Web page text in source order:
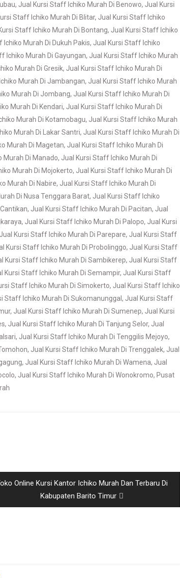
, Jual Kursi Staff Ichiko Murah Di Benowo, Jual Kursi
Staff Ichiko Murah Di Blitar, Jual Kursi Staff Ichiko
Staff Ichiko Murah Di Bontang, Jual Kursi Staff Ichiko
Ichiko Murah Di Dukuh Pakis, Jual Kursi Staff Ichiko
Ichiko Murah Di Gayungan, Jual Kursi Staff Ichiko Murah
Murah Di Gresik, Jual Kursi Staff Ichiko Murah Di
Murah Di Jambangan, Jual Kursi Staff Ichiko Murah
Murah Di Jombang, Jual Kursi Staff Ichiko Murah Di
Murah Di Kendari, Jual Kursi Staff Ichiko Murah Di
Murah Di Kotamobagu, Jual Kursi Staff Ichiko Murah
Murah Di Lakar Santri, Jual Kursi Staff Ichiko Murah Di
Murah Di Magetan, Jual Kursi Staff Ichiko Murah Di
Murah Di Manado, Jual Kursi Staff Ichiko Murah Di
Murah Di Mojokerto, Jual Kursi Staff Ichiko Murah Di
Murah Di Nabire, Jual Kursi Staff Ichiko Murah Di
Di Nusa Tenggara Barat, Jual Kursi Staff Ichiko
, Jual Kursi Staff Ichiko Murah Di Pacitan, Jual
, Jual Kursi Staff Ichiko Murah Di Palopo, Jual Kursi
Jual Kursi Staff Ichiko Murah Di Parepare, Jual Kursi Staff
Kursi Staff Ichiko Murah Di Probolinggo, Jual Kursi Staff
Kursi Staff Ichiko Murah Di Sambikerep, Jual Kursi Staff
Kursi Staff Ichiko Murah Di Semampir, Jual Kursi Staff
Staff Ichiko Murah Di Simokerto, Jual Kursi Staff Ichiko
Staff Ichiko Murah Di Sukomanunggal , Jual Kursi Staff
, Jual Kursi Staff Ichiko Murah Di Sumenep, Jual Kursi
, Jual Kursi Staff Ichiko Murah Di Tanjung Selor, Jual
, Jual Kursi Staff Ichiko Murah Di Tenggilis Mejoyo,
, Jual Kursi Staff Ichiko Murah Di Trenggalek, Jual
, Jual Kursi Staff Ichiko Murah Di Wamena, Jual
, Jual Kursi Staff Ichiko Murah Di Wonokromo, Pusat
Online Kursi Kantor Ichiko Murah Dan Terbaru Di
Kabupaten Barito Timur